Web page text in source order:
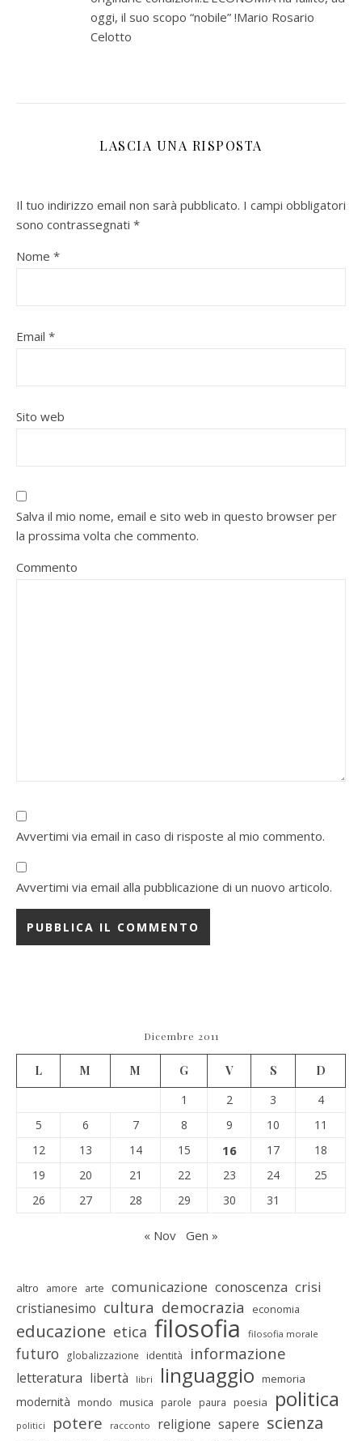
oggi, il suo scopo “nobile” !Mario Rosario
Celotto
LASCIA UNA RISPOSTA
Il tuo indirizzo email non sarà pubblicato. I campi obbligatori
sono contrassegnati *
Nome *
Email *
Sito web
Salva il mio nome, email e sito web in questo browser per
la prossima volta che commento.
Commento
Avvertimi via email in caso di risposte al mio commento.
Avvertimi via email alla pubblicazione di un nuovo articolo.
Dicembre 2011
L M M G V S
D
1
2 3
4
5
6 7 8 9 10
11
12
13 14 15 16 17
18
19
20 21 22 23 24
25
26
27 28 29 30 31
« Nov Gen »
altro amore arte comunicazione conoscenza crisi
cristianesimo cultura democrazia economia
educazione etica filosofia filosofia morale
futuro globalizzazione identità informazione
letteratura libertà libri linguaggio memoria
modernità mondo musica parole paura poesia politica
politici potere racconto religione sapere scienza